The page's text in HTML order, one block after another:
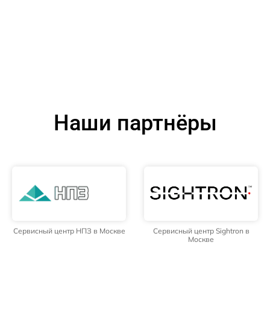
Наши партнёры
Сервисный центр НПЗ в Москве
Сервисный центр Sightron в
Москве